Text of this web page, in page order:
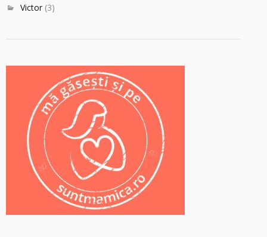
Victor (3)